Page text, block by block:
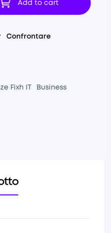
Add to cart
Confrontare
Fixh IT Business